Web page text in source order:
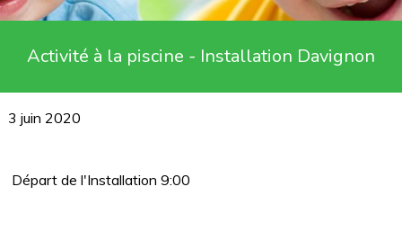
Activité à la piscine - Installation Davignon
3 juin 2020
Départ de l'Installation 9:00